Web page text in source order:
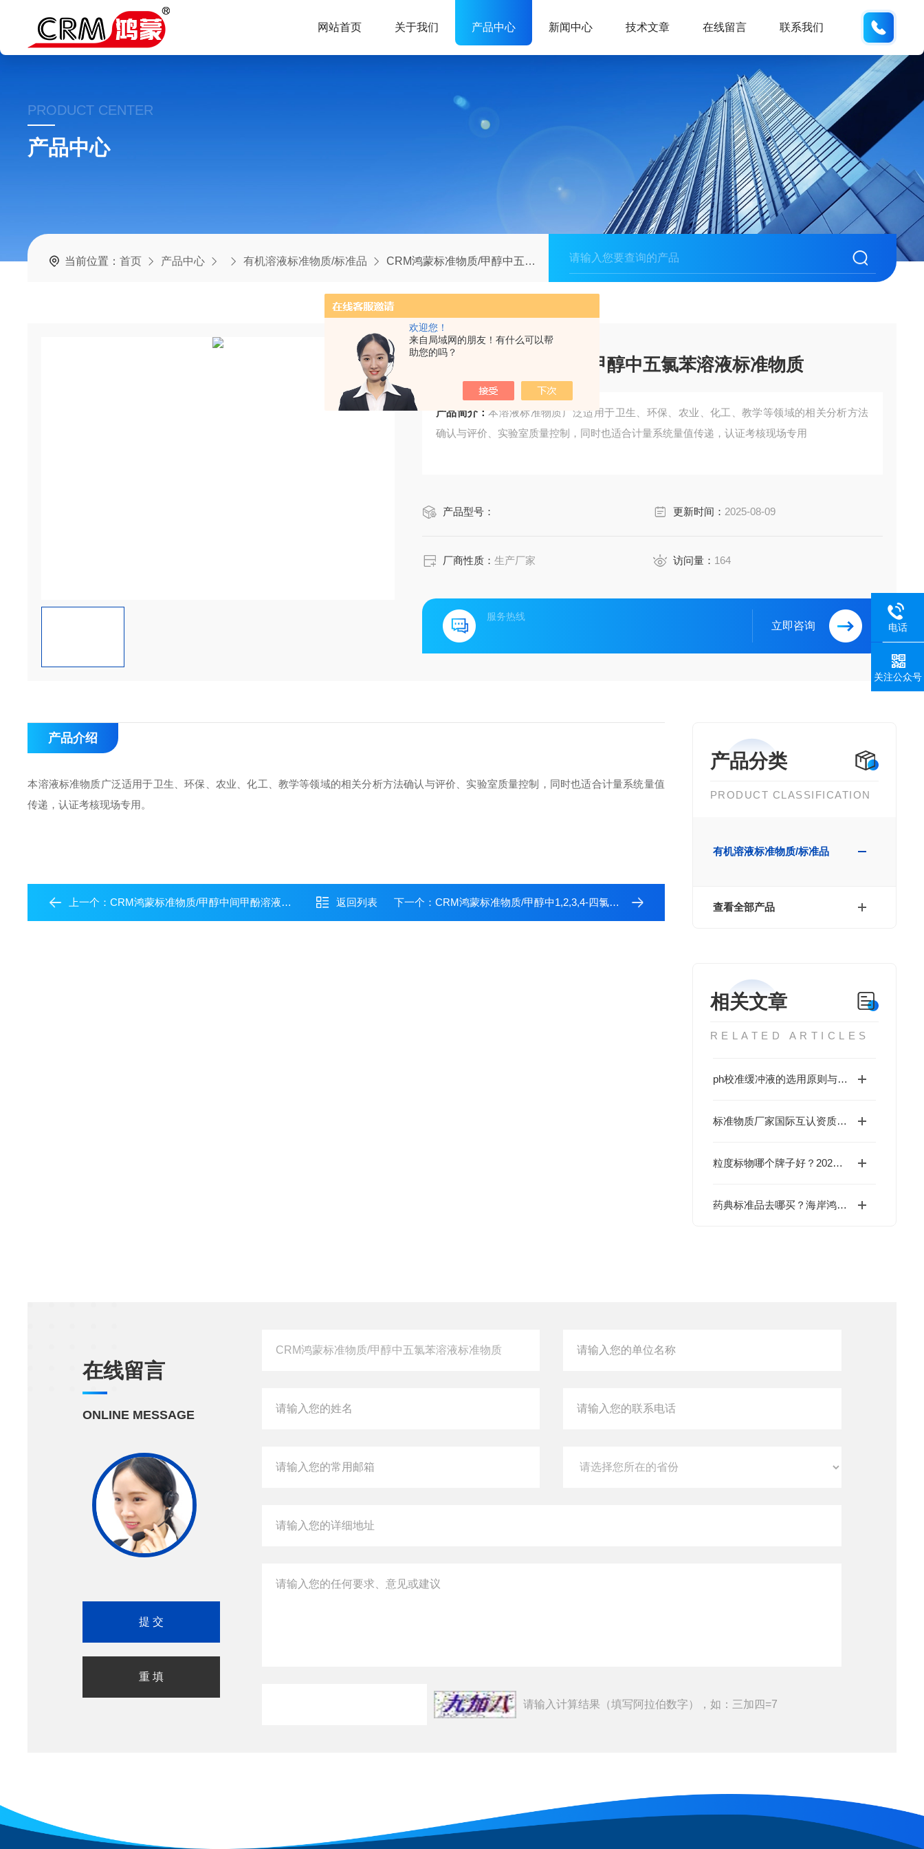
欢迎您！
来自局域网的朋友！有什么可以帮
助您的吗？
网站首页 关于我们 产品中心 新闻中心 技术文章 在线留言 联系我们
PRODUCT CENTER
产品中心
当前位置：首页 产品中心 有机溶液标准物质/标准品 CRM鸿蒙标准物质/甲醇中五氯苯溶液标准物质
CRM鸿蒙标准物质/甲醇中五氯苯溶液标准物质
产品简介：本溶液标准物质广泛适用于卫生、环保、农业、化工、教学等领域的相关分析方法
确认与评价、实验室质量控制，同时也适合计量系统量值传递，认证考核现场专用
产品型号： 更新时间： 2025-08-09
厂商性质：生产厂家 访问量： 164
服务热线
立即咨询
产品分类
PRODUCT CLASSIFICATION
有机溶液标准物质/标准品
查看全部产品
相关文章
RELATED ARTICLES
ph校准缓冲液的选用原则与性能分析
标准物质厂家国际互认资质排行榜：CNAS/ISO17034认证企业全览，谁具备出口实力？
粒度标物哪个牌子好？2026年主流品牌实测评比，北京海岸鸿蒙以技术硬实力脱颖而出
药典标准品去哪买？海岸鸿蒙正规研制厂家，随货出具批次稳定性完整数据，药典专用标物现货报价
产品介绍
本溶液标准物质广泛适用于卫生、环保、农业、化工、教学等领域的相关分析方法确认与评价、实验室质量控制，同时也适合计量系统量值
传递，认证考核现场专用。
上一个：CRM鸿蒙标准物质/甲醇中间甲酚溶液标准物质 返回列表 下一个： CRM鸿蒙标准物质/甲醇中1,2,3,4-四氯苯溶液标准物质
在线留言
ONLINE MESSAGE
请输入计算结果（填写阿拉伯数字），如：三加四=7
电话
关注公众号